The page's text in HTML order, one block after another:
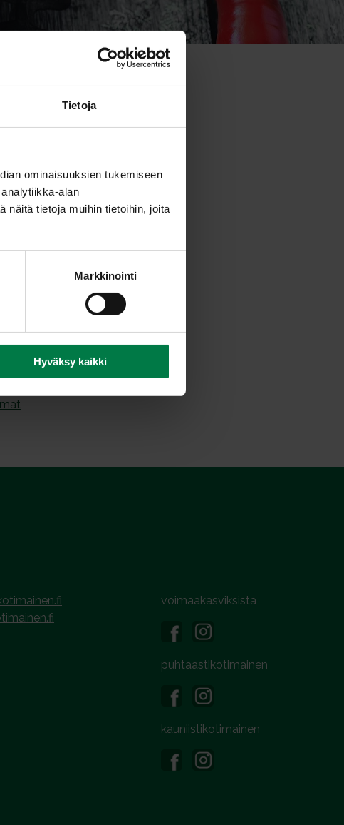
Tietoja
ominaisuuksien tukemiseen
alan
näitä tietoja muihin tietoihin, joita
Markkinointi
Hyväksy kaikki
laakealle tarjoiluvadille.
paprikakuutiot ja
voimaakasviksista
puhtaastikotimainen
kauniistikotimainen